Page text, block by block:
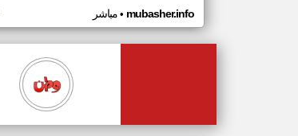
مباشر• mubasher.info